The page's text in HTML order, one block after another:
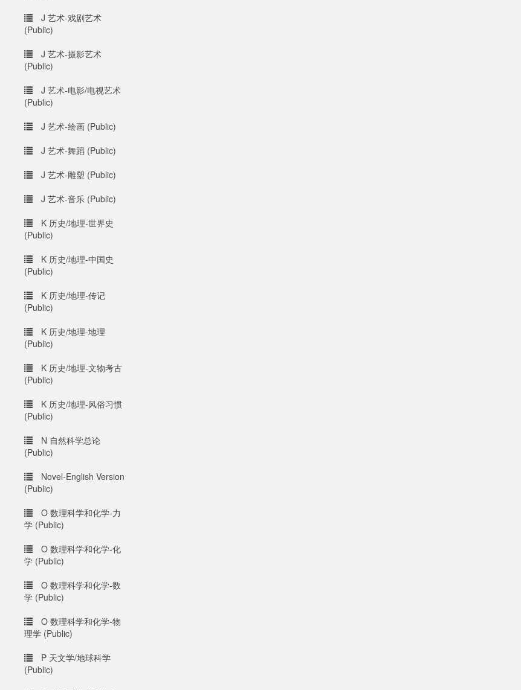
J 艺术-戏剧艺术
(Public)
J 艺术-摄影艺术
(Public)
J 艺术-电影/电视艺术
(Public)
J 艺术-绘画 (Public)
J 艺术-舞蹈 (Public)
J 艺术-雕塑 (Public)
J 艺术-音乐 (Public)
K 历史/地理-世界史
(Public)
K 历史/地理-中国史
(Public)
K 历史/地理-传记
(Public)
K 历史/地理-地理
(Public)
K 历史/地理-文物考古
(Public)
K 历史/地理-风俗习惯
(Public)
N 自然科学总论
(Public)
Novel-English Version
(Public)
O 数理科学和化学-力
学 (Public)
O 数理科学和化学-化
学 (Public)
O 数理科学和化学-数
学 (Public)
O 数理科学和化学-物
理学 (Public)
P 天文学/地球科学
(Public)